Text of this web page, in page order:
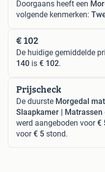
Doorgaans heeft een
volgende kenmerken:
€ 102
De huidige gemiddelde
140 is € 102.
Prijscheck
De duurste Morgedal
Slaapkamer | Matrassen
werd aangeboden voor€
voor€ 5 stond.